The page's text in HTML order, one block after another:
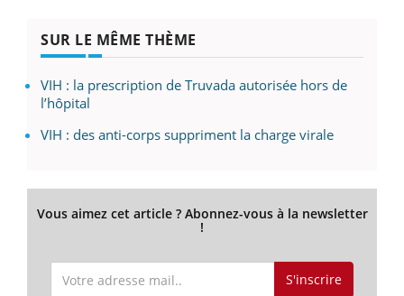
SUR LE MÊME THÈME
VIH : la prescription de Truvada autorisée hors de
l’hôpital
VIH : des anti-corps suppriment la charge virale
Vous aimez cet article ? Abonnez-vous à la newsletter
!
S'inscrire